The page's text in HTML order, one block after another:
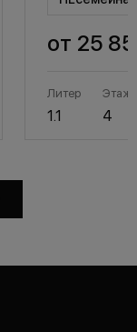
от 25
Литер
1.1
Этаж
4